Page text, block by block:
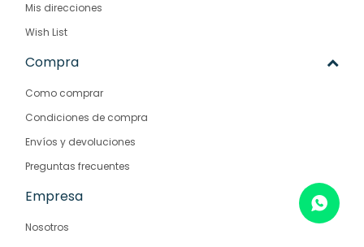
Mis direcciones
Wish List
Compra
Como comprar
Condiciones de compra
Envíos y devoluciones
Preguntas frecuentes
Empresa
Nosotros